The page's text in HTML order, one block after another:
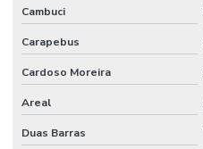
Cambuci
Carapebus
Cardoso Moreira
Areal
Duas Barras